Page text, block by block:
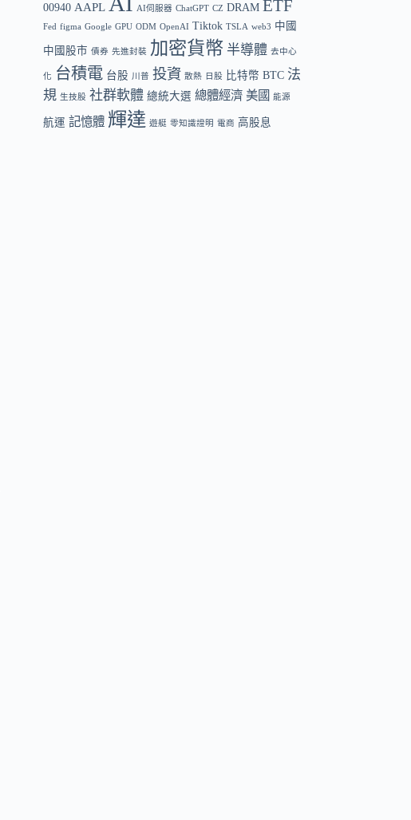
00940 AAPL AI伺服器 ChatGPT CZ DRAM ETF
Fed figma Google GPU ODM OpenAI Tiktok TSLA web3 中國
中國股市 債券 先進封裝 加密貨幣 半導體 去中心
化 台積電 台股 川普 投資 散熱 日股 比特幣 BTC 法
規 生技股 社群軟體 總統大選 總體經濟 美國 能源
航運 記憶體 輝達 遊艇 零知識證明 電商 高股息